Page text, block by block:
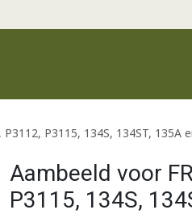
P3115, 134S, 134ST, 135A
Aambeeld voor
P3115, 134S,